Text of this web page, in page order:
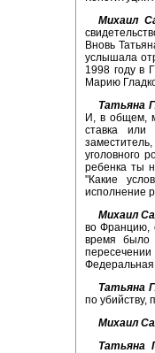
Михаил
Вновь
услышала
1998 году в
Марию
Татьяна
И, в общем,
ставка или
уголовного
ребенка ты
"Какие
исполнение
Михаил
во Францию,
время было
Федеральная
Татьяна
по убийству,
Михаил
Татьяна